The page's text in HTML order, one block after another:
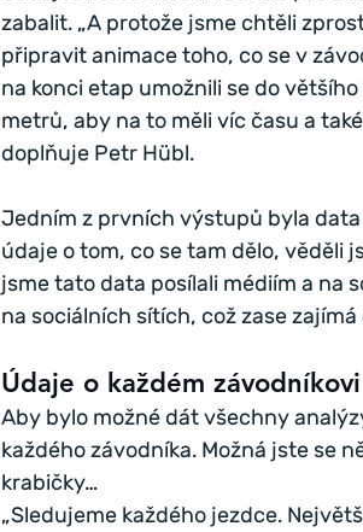
zabalit. „A protože jsme chtěli
připravit animace toho, co se v
na konci etap umožnili se do
metrů, aby na to měli víc času a
doplňuje Petr Hübl.
Jedním z prvních výstupů byla data
údaje o tom, co se tam dělo, věděli
jsme tato data posílali médiím a na
na sociálních sítích, což zase zajímá
Údaje o každém závodníkovi
Aby bylo možné dát všechny
každého závodníka. Možná jste se
krabičky…
„Sledujeme každého jezdce.